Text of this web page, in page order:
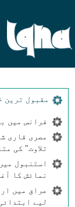
مقبول ترین
فرانس میں
مصری قاری
تلاوت" کی
استنبول
نمائش کا
عراق میں
لیے